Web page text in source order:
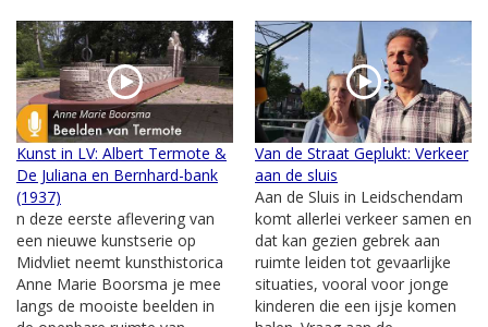
Kunst in LV: Albert Termote &
De Juliana en Bernhard-bank
(1937)
n deze eerste aflevering van
een nieuwe kunstserie op
Midvliet neemt kunsthistorica
Anne Marie Boorsma je mee
langs de mooiste beelden in
Van de Straat Geplukt: Verkeer
aan de sluis
Aan de Sluis in Leidschendam
komt allerlei verkeer samen en
dat kan gezien gebrek aan
ruimte leiden tot gevaarlijke
situaties, vooral voor jonge
kinderen die een ijsje komen